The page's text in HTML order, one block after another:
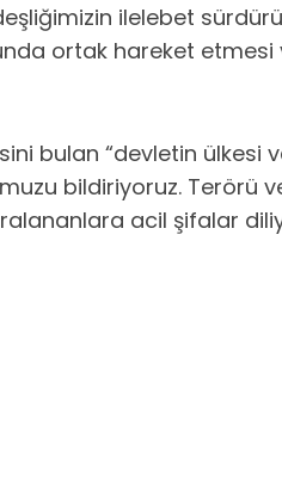
ilelebet
ortak hareket
bulan “devletin
bildiriyoruz. Terörü
acil şifalar